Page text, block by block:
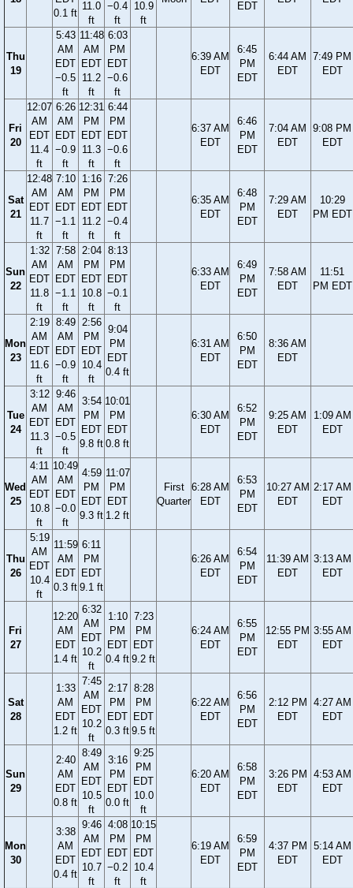
0.1 ft
11.0
ft
−0.4
ft
10.9
ft
EDT
Thu
19
5:43
AM
EDT
−0.5
ft
11:48
AM
EDT
11.2
ft
6:03
PM
EDT
−0.6
ft
6:39 AM
EDT
6:45
PM
EDT
6:44 AM
EDT
7:49 PM
EDT
Fri
20
12:07
AM
EDT
11.4
ft
6:26
AM
EDT
−0.9
ft
12:31
PM
EDT
11.3
ft
6:44
PM
EDT
−0.6
ft
6:37 AM
EDT
6:46
PM
EDT
7:04 AM
EDT
9:08 PM
EDT
Sat
21
12:48
AM
EDT
11.7
ft
7:10
AM
EDT
−1.1
ft
1:16
PM
EDT
11.2
ft
7:26
PM
EDT
−0.4
ft
6:35 AM
EDT
6:48
PM
EDT
7:29 AM
EDT
10:29
PM EDT
Sun
22
1:32
AM
EDT
11.8
ft
7:58
AM
EDT
−1.1
ft
2:04
PM
EDT
10.8
ft
8:13
PM
EDT
−0.1
ft
6:33 AM
EDT
6:49
PM
EDT
7:58 AM
EDT
11:51
PM EDT
Mon
23
2:19
AM
EDT
11.6
ft
8:49
AM
EDT
−0.9
ft
2:56
PM
EDT
10.4
ft
9:04
PM
EDT
0.4 ft
6:31 AM
EDT
6:50
PM
EDT
8:36 AM
EDT
Tue
24
3:12
AM
EDT
11.3
ft
9:46
AM
EDT
−0.5
ft
3:54
PM
EDT
9.8 ft
10:01
PM
EDT
0.8 ft
6:30 AM
EDT
6:52
PM
EDT
9:25 AM
EDT
1:09 AM
EDT
Wed
25
4:11
AM
EDT
10.8
ft
10:49
AM
EDT
−0.0
ft
4:59
PM
EDT
9.3 ft
11:07
PM
EDT
1.2 ft
First
Quarter
6:28 AM
EDT
6:53
PM
EDT
10:27 AM
EDT
2:17 AM
EDT
Thu
26
5:19
AM
EDT
10.4
ft
11:59
AM
EDT
0.3 ft
6:11
PM
EDT
9.1 ft
6:26 AM
EDT
6:54
PM
EDT
11:39 AM
EDT
3:13 AM
EDT
Fri
27
12:20
AM
EDT
1.4 ft
6:32
AM
EDT
10.2
ft
1:10
PM
EDT
0.4 ft
7:23
PM
EDT
9.2 ft
6:24 AM
EDT
6:55
PM
EDT
12:55 PM
EDT
3:55 AM
EDT
Sat
28
1:33
AM
EDT
1.2 ft
7:45
AM
EDT
10.2
ft
2:17
PM
EDT
0.3 ft
8:28
PM
EDT
9.5 ft
6:22 AM
EDT
6:56
PM
EDT
2:12 PM
EDT
4:27 AM
EDT
Sun
29
2:40
AM
EDT
0.8 ft
8:49
AM
EDT
10.5
ft
3:16
PM
EDT
0.0 ft
9:25
PM
EDT
10.0
ft
6:20 AM
EDT
6:58
PM
EDT
3:26 PM
EDT
4:53 AM
EDT
Mon
30
3:38
AM
EDT
0.4 ft
9:46
AM
EDT
10.7
ft
4:08
PM
EDT
−0.2
ft
10:15
PM
EDT
10.4
ft
6:19 AM
EDT
6:59
PM
EDT
4:37 PM
EDT
5:14 AM
EDT